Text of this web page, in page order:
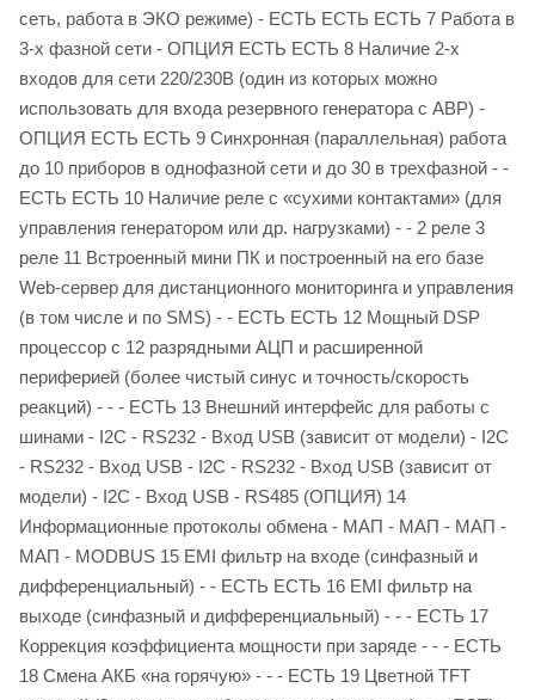
сеть, работа в ЭКО режиме) - ЕСТЬ ЕСТЬ ЕСТЬ 7 Работа в
3-х фазной сети - ОПЦИЯ ЕСТЬ ЕСТЬ 8 Наличие 2-х
входов для сети 220/230В (один из которых можно
использовать для входа резервного генератора с АВР) -
ОПЦИЯ ЕСТЬ ЕСТЬ 9 Синхронная (параллельная) работа
до 10 приборов в однофазной сети и до 30 в трехфазной - -
ЕСТЬ ЕСТЬ 10 Наличие реле с «сухими контактами» (для
управления генератором или др. нагрузками) - - 2 реле 3
реле 11 Встроенный мини ПК и построенный на его базе
Web-сервер для дистанционного мониторинга и управления
(в том числе и по SMS) - - ЕСТЬ ЕСТЬ 12 Мощный DSP
процессор с 12 разрядными АЦП и расширенной
периферией (более чистый синус и точность/скорость
реакций) - - - ЕСТЬ 13 Внешний интерфейс для работы с
шинами - I2C - RS232 - Вход USB (зависит от модели) - I2C
- RS232 - Вход USB - I2C - RS232 - Вход USB (зависит от
модели) - I2C - Вход USB - RS485 (ОПЦИЯ) 14
Информационные протоколы обмена - МАП - МАП - МАП -
МАП - MODBUS 15 EMI фильтр на входе (синфазный и
дифференциальный) - - ЕСТЬ ЕСТЬ 16 EMI фильтр на
выходе (синфазный и дифференциальный) - - - ЕСТЬ 17
Коррекция коэффициента мощности при заряде - - - ЕСТЬ
18 Смена АКБ «на горячую» - - - ЕСТЬ 19 Цветной TFT